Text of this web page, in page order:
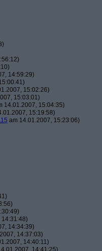
14:59:29)
15:02:26)
15:03:01)
14.01.2007, 15:04:35)
15:19:58)
am 14.01.2007, 15:23:06)
14:34:39)
14:37:03)
14:40:11)
14:41:25)